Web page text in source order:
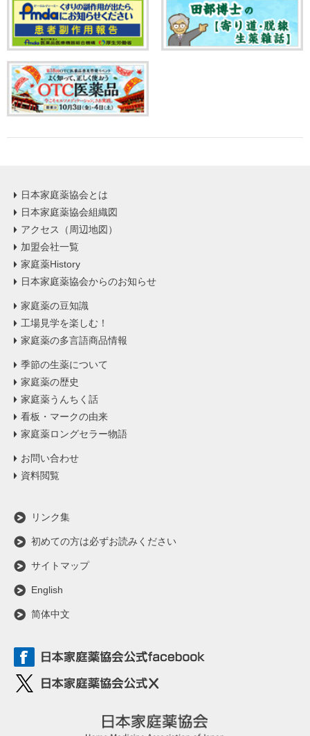
日本家庭薬協会とは
日本家庭薬協会組織図
アクセス（周辺地図）
加盟会社一覧
家庭薬History
日本家庭薬協会からのお知らせ
家庭薬の豆知識
工場見学を楽しむ！
家庭薬の多言語商品情報
季節の生薬について
家庭薬の歴史
家庭薬うんちく話
看板・マークの由来
家庭薬ロングセラー物語
お問い合わせ
資料閲覧
リンク集
初めての方は必ずお読みください
サイトマップ
English
简体中文